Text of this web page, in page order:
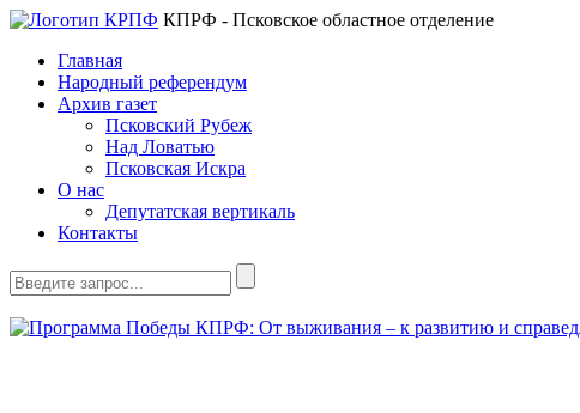
КПРФ - Псковское областное отделение
Главная
Народный референдум
Архив газет
Псковский Рубеж
Над Ловатью
Псковская Искра
О нас
Депутатская вертикаль
Контакты